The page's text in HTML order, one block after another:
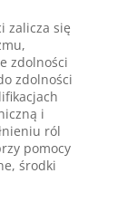
zalicza się
zdolności
zdolności
i
ról
pomocy
środki